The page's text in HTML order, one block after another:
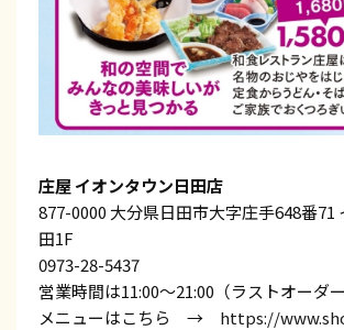
庄屋 イオンタウン日田店
877-0000 大分県日田市大字庄手648番71
田1F
0973-28-5437
営業時間は11:00～21:00（ラストオーダー
メニューはこちら → https://